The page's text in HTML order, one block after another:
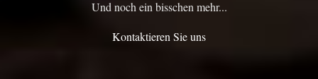
Und noch ein bisschen mehr...
Kontaktieren Sie uns